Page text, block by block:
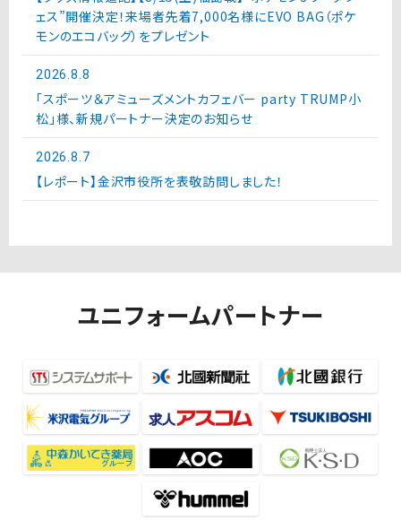
ェス”開催決定！来場者先着7,000名様にEVO BAG（ポケ
モンのエコバッグ）をプレゼント
2026.8.8
「スポーツ＆アミューズメントカフェバー party TRUMP小
松」様、新規パートナー決定のお知らせ
2026.8.7
【レポート】金沢市役所を表敬訪問しました！
ユニフォームパートナー